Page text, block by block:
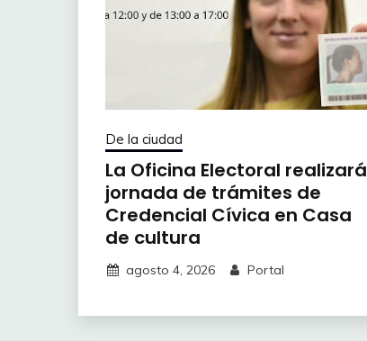
De la ciudad
La Oficina Electoral realizará
jornada de trámites de
Credencial Cívica en Casa
de cultura
agosto 4, 2026 Portal